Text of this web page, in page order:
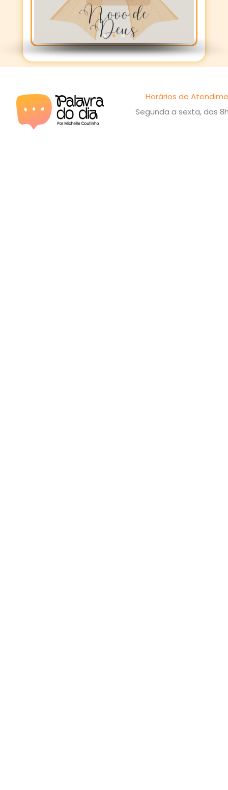
Horários de
Segunda a sexta, das